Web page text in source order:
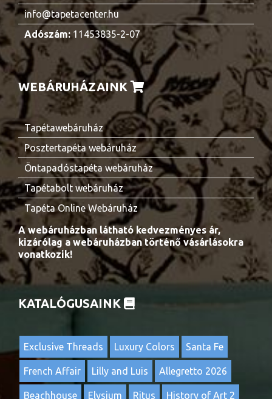
info@tapetacenter.hu
Adószám:11453835-2-07
WEBÁRUHÁZAINK
Tapétawebáruház
Posztertapéta webáruház
Öntapadóstapéta webáruház
Tapétabolt webáruház
Tapéta Online Webáruház
A webáruházban látható kedvezményes ár,
kizárólag a webáruházban történő vásárlásokra
vonatkozik!
KATALÓGUSAINK
Exclusive Threads Luxury Colors Santa Fe
French Affair Lilly and Luis Allegretto 2026
Beachhouse Elysium Ritus History of Art 2